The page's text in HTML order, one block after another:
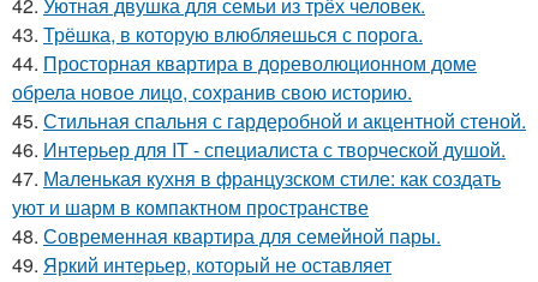
43. Трёшка, в которую влюбляешься с порога.
44. Просторная квартира в дореволюционном доме
обрела новое лицо, сохранив свою историю.
45. Стильная спальня с гардеробной и акцентной стеной.
46. Интерьер для IT - специалиста с творческой душой.
47. Маленькая кухня в французском стиле: как создать
уют и шарм в компактном пространстве
48. Современная квартира для семейной пары.
49. Яркий интерьер, который не оставляет